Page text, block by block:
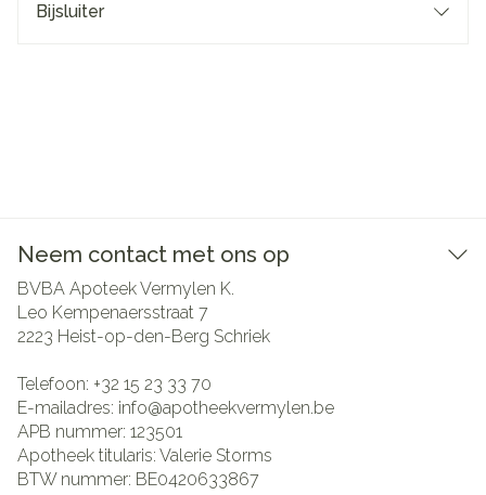
Bijsluiter
Neem contact met ons op
BVBA Apoteek Vermylen K.
Leo Kempenaersstraat 7
2223 Heist-op-den-Berg Schriek
Telefoon: +32 15 23 33 70
E-mailadres: info@apotheekvermylen.be
APB nummer: 123501
Apotheek titularis: Valerie Storms
BTW nummer: BE0420633867